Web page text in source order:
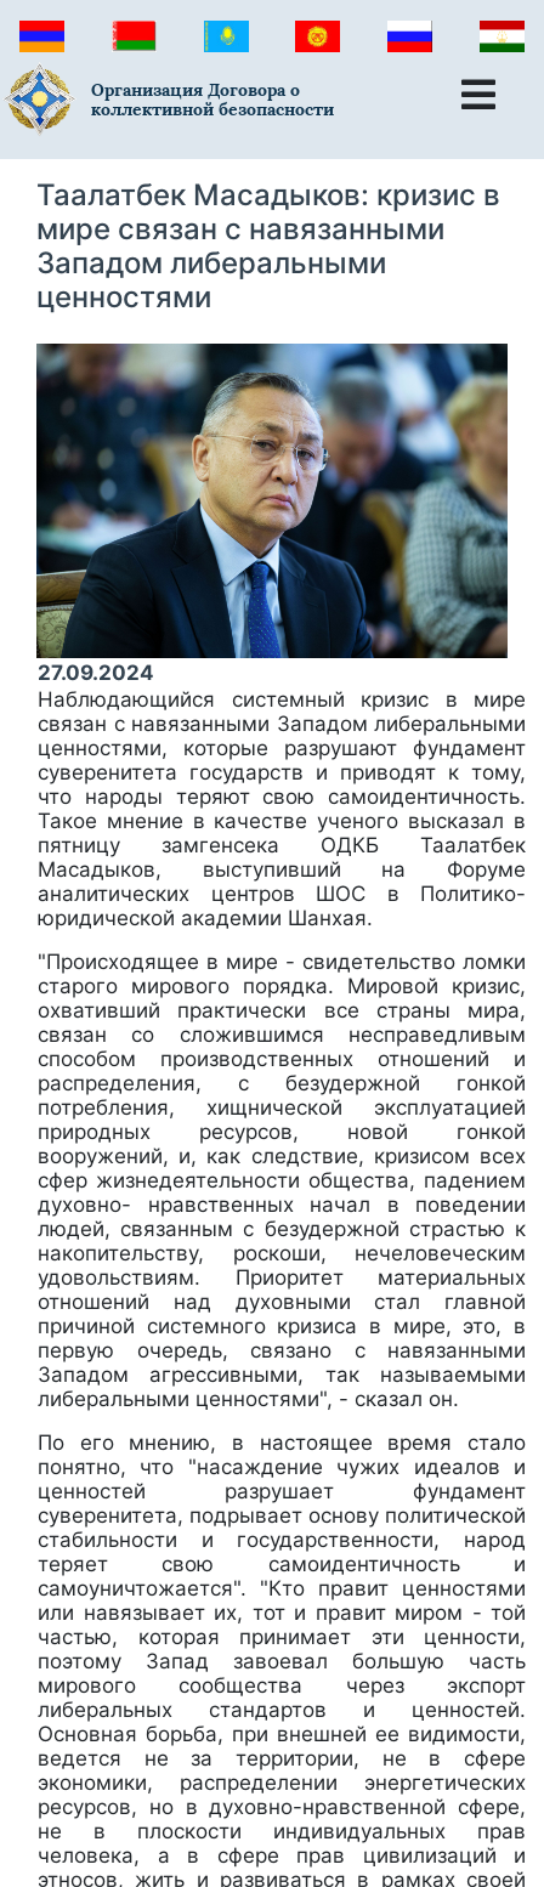
Организация Договора о
коллективной безопасности
Таалатбек Масадыков: кризис в
мире связан с навязанными
Западом либеральными
ценностями
27.09.2024
Наблюдающийся системный кризис в мире
связан с навязанными Западом либеральными
ценностями, которые разрушают фундамент
суверенитета государств и приводят к тому,
что народы теряют свою самоидентичность.
Такое мнение в качестве ученого высказал в
пятницу замгенсека ОДКБ Таалатбек
Масадыков, выступивший на Форуме
аналитических центров ШОС в Политико-
юридической академии Шанхая.
"Происходящее в мире - свидетельство ломки
старого мирового порядка. Мировой кризис,
охвативший практически все страны мира,
связан со сложившимся несправедливым
способом производственных отношений и
распределения, с безудержной гонкой
потребления, хищнической эксплуатацией
природных ресурсов, новой гонкой
вооружений, и, как следствие, кризисом всех
сфер жизнедеятельности общества, падением
духовно- нравственных начал в поведении
людей, связанным с безудержной страстью к
накопительству, роскоши, нечеловеческим
удовольствиям. Приоритет материальных
отношений над духовными стал главной
причиной системного кризиса в мире, это, в
первую очередь, связано с навязанными
Западом агрессивными, так называемыми
либеральными ценностями", - сказал он.
По его мнению, в настоящее время стало
понятно, что "насаждение чужих идеалов и
ценностей разрушает фундамент
суверенитета, подрывает основу политической
стабильности и государственности, народ
теряет свою самоидентичность и
самоуничтожается". "Кто правит ценностями
или навязывает их, тот и правит миром - той
частью, которая принимает эти ценности,
поэтому Запад завоевал большую часть
мирового сообщества через экспорт
либеральных стандартов и ценностей.
Основная борьба, при внешней ее видимости,
ведется не за территории, не в сфере
экономики, распределении энергетических
ресурсов, но в духовно-нравственной сфере,
не в плоскости индивидуальных прав
человека, а в сфере прав цивилизаций и
этносов, жить и развиваться в рамках своей